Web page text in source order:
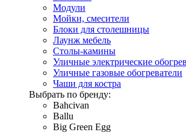
Модули
Мойки, смесители
Блоки для столешницы
Лаунж мебель
Столы-камины
Уличные электрические
Уличные газовые обогреватели
Чаши для костра
Выбрать по бренду:
Bahcivan
Ballu
Big Green Egg